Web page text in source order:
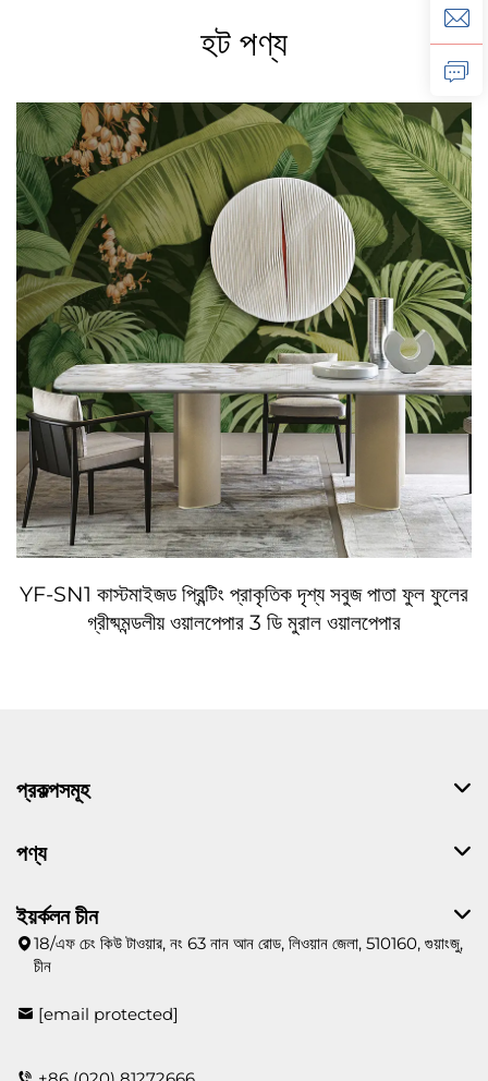
হট পণ্য
YF-SN1 কাস্টমাইজড প্রিন্টিং প্রাকৃতিক দৃশ্য সবুজ পাতা ফুল ফুলের
গ্রীষ্মমন্ডলীয় ওয়ালপেপার 3 ডি মুরাল ওয়ালপেপার
প্রকল্পসমূহ
পণ্য
ইয়র্কলন চীন
18/এফ চেং কিউ টাওয়ার, নং 63 নান আন রোড, লিওয়ান জেলা, 510160, গুয়াংজু,
চীন
[email protected]